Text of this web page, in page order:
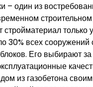
– один из
только
30% всех сооружений
Его выбирают
из газобетона